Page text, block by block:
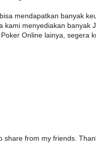
mendapatkan banyak
kami menyediakan banyak
Online lainya, segera
share from my friends.